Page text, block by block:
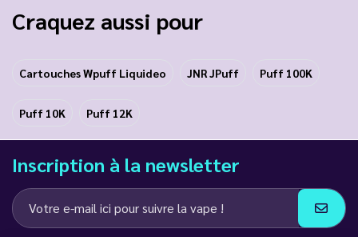
Craquez aussi pour
Cartouches Wpuff Liquideo JNR JPuff Puff 100K
Puff 10K Puff 12K
Inscription à la newsletter